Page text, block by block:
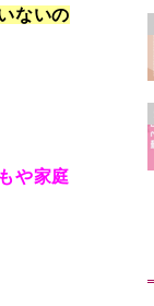
ないの
や家庭